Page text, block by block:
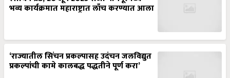
भव्य कार्यक्रमात महाराष्ट्रात लाँच करण्यात आला
‘राज्यातील सिंचन प्रकल्पासह उदंचन जलविद्युत
प्रकल्पांची कामे कालबद्ध पद्धतीने पूर्ण करा’